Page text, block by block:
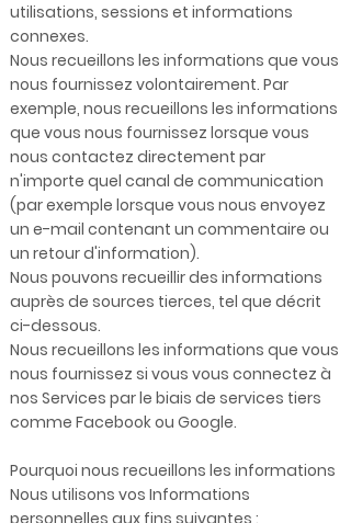
utilisations, sessions et informations
connexes.
Nous recueillons les informations que vous
nous fournissez volontairement. Par
exemple, nous recueillons les informations
que vous nous fournissez lorsque vous
nous contactez directement par
n'importe quel canal de communication
(par exemple lorsque vous nous envoyez
un e-mail contenant un commentaire ou
un retour d'information).
Nous pouvons recueillir des informations
auprès de sources tierces, tel que décrit
ci-dessous.
Nous recueillons les informations que vous
nous fournissez si vous vous connectez à
nos Services par le biais de services tiers
comme Facebook ou Google.
Pourquoi nous recueillons les informations
Nous utilisons vos Informations
personnelles aux fins suivantes :